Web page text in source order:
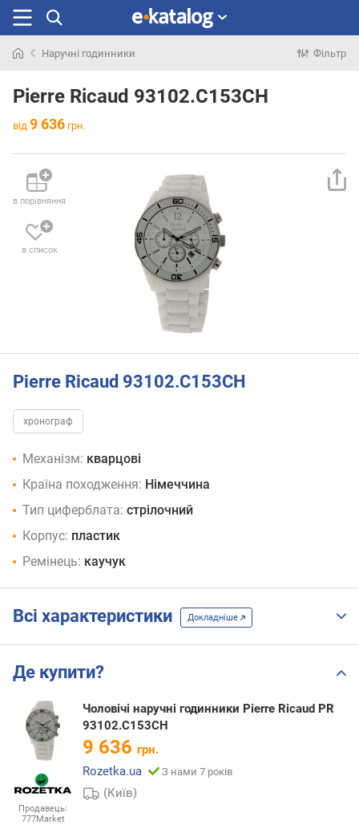
раніше
Наручні годинники Фільтр
Pierre Ricaud 93102.C153CH
від 9 636 грн.
в порівняння
в список
Pierre Ricaud 93102.C153CH
хронограф
Механізм: кварцові
Країна походження: Німеччина
Тип циферблата: стрілочний
Корпус: пластик
Ремінець: каучук
Всі характеристики Докладніше
Де купити?
Продавець:
777Market
Чоловічі наручні годинники Pierre Ricaud PR
93102.C153CH
9 636 грн.
Rozetka.ua
З нами 7 років
(Київ)